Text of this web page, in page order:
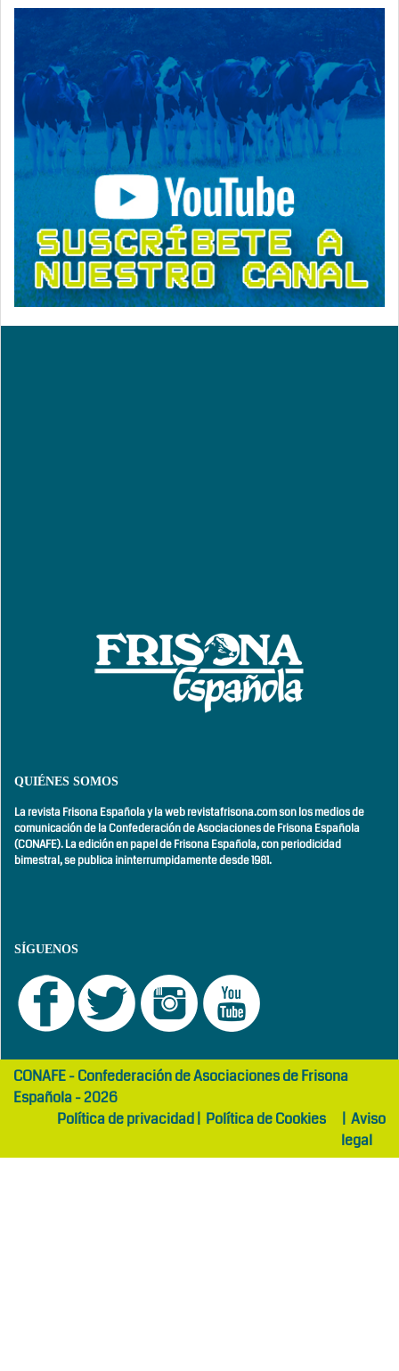
QUIÉNES SOMOS
La revista Frisona Española y la web revistafrisona.com son los medios de
comunicación de la Confederación de Asociaciones de Frisona Española
(CONAFE). La edición en papel de Frisona Española, conperiodicidad
bimestral,se publica ininterrumpidamente desde 1981.
SÍGUENOS
girls
abaya
maltepe
otelCONAFE - Confederación de Asociaciones de Frisona
Española - 2026
Política de privacidad| Política de Cookies | Aviso
legal